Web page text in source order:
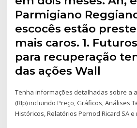
Parmigiano
escocês estão
mais caros. 1.
para recuperação
das ações Wall
Tenha informações detalhadas sobre a
(RIp) incluindo Preço, Gráficos, Análises
Históricos, Relatórios Pernod Ricard SA e